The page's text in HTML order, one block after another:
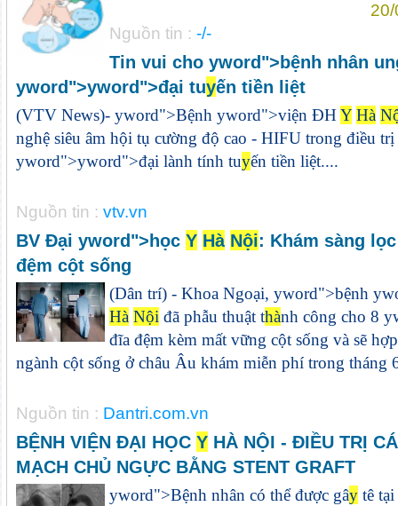
Nguồn tin : -/-
Tin vui cho yword">bệnh nhân
yword">yword">đại tuyến tiền liệt
(VTV News)- yword">Bệnh yword">viện ĐH Y Hà
nghệ siêu âm hội tụ cường độ cao - HIFU trong điều
yword">yword">đại lành tính tuyến tiền liệt....
Nguồn tin : vtv.vn
BV Đại yword">học Y Hà Nội: Khám sàng
đệm cột sống
(Dân trí) - Khoa Ngoại, yword">bệnh y
Hà Nội đã phẫu thuật thành công cho 8 y
đĩa đệm kèm mất vững cột sống và sẽ
ngành cột sống ở châu Âu khám miễn phí trong tháng
Nguồn tin : Dantri.com.vn
BỆNH VIỆN ĐẠI HỌC YHÀ NỘI - ĐIỀU TRỊ
MẠCH CHỦ NGỰC BẰNG STENT GRAFT
yword">Bệnh nhân có thể được gâytê tại